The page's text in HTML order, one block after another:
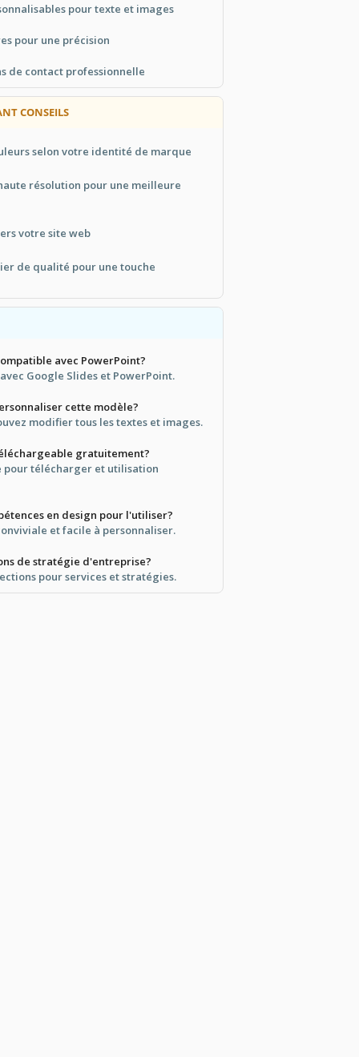
pour texte et images
pour une précision
de contact professionnelle
CONSEILS
selon votre identité de marque
résolution pour une meilleure
votre site web
de qualité pour une touche
avec PowerPoint?
Google Slides et PowerPoint.
cette modèle?
modifier tous les textes et images.
gratuitement?
pour télécharger et utilisation
en design pour l'utiliser?
et facile à personnaliser.
de stratégie d'entreprise?
pour services et stratégies.